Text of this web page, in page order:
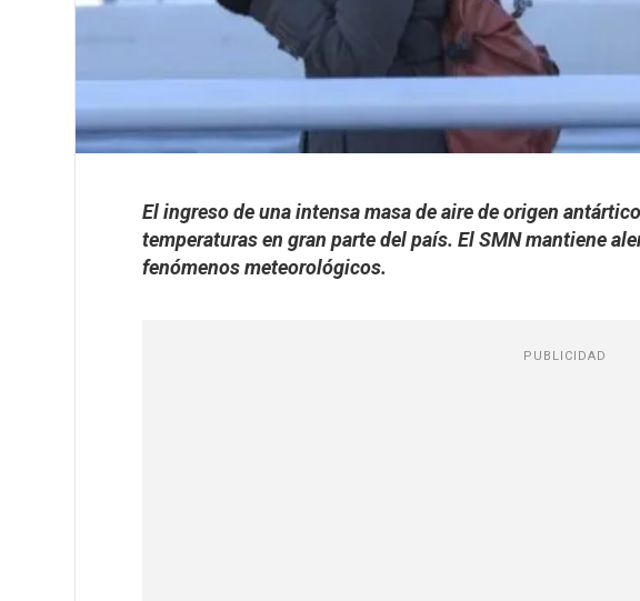
El ingreso de una intensa masa de aire de origen
temperaturas en gran parte del país. El SMN mantiene
fenómenos meteorológicos.
PUBLICIDAD